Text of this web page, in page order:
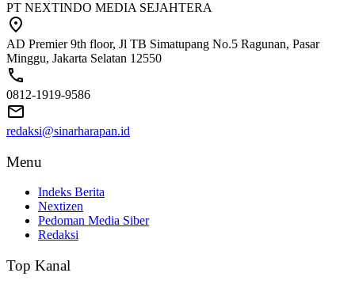
PT NEXTINDO MEDIA SEJAHTERA
AD Premier 9th floor, Jl TB Simatupang No.5 Ragunan, Pasar
Minggu, Jakarta Selatan 12550
0812-1919-9586
redaksi@sinarharapan.id
Menu
Indeks Berita
Nextizen
Pedoman Media Siber
Redaksi
Top Kanal